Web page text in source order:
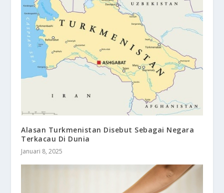
Alasan Turkmenistan Disebut Sebagai Negara
Terkacau Di Dunia
Januari 8, 2025